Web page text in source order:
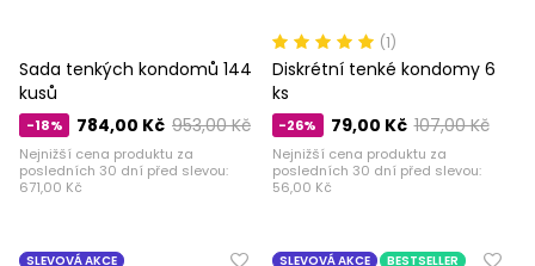
Sada tenkých kondomů 144
kusů
-18% 953,00 Kč
784,00 Kč
Nejnižší cena produktu za
posledních 30 dní před slevou:
671,00 Kč
(1)
Diskrétní tenké kondomy 6
ks
-26% 107,00 Kč
79,00 Kč
Nejnižší cena produktu za
posledních 30 dní před slevou:
56,00 Kč
SLEVOVÁ AKCE SLEVOVÁ AKCE BESTSELLER